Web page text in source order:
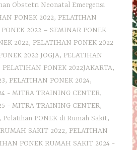
Obstetri Neonatal Emergensi
PONEK 2022, PELATIHAN
2022 – SEMINAR PONEK
2022, PELATIHAN PONEK 2022
2022 JOGJA, PELATIHAN
PELATIHAN PONEK 2022JAKARTA,
, PELATIHAN PONEK 2024,
- MITRA TRAINING CENTER,
- MITRA TRAINING CENTER,
, Pelatihan PONEK di Rumah Sakit,
SAKIT 2022, PELATIHAN
PONEK RUMAH SAKIT 2024 -